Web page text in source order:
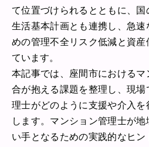
て位置づけられるとともに、
生活基本計画とも連携し、急
めの管理不全リスク低減と資
ています。
本記事では、座間市における
合が抱える課題を整理し、現
理士がどのように支援や介入
します。マンション管理士が
い手となるための実践的なヒ